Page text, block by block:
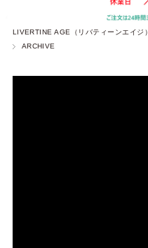
LIVERTINE AGE（リバティーンエイジ）
ARCHIVE